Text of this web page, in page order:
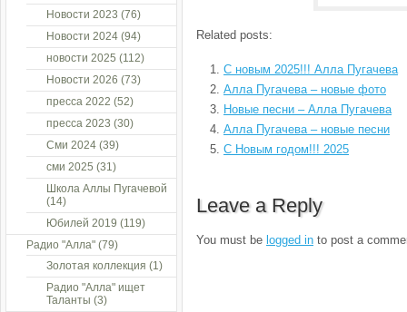
Related posts:
С новым 2025!!! Алла Пугачева
Алла Пугачева – новые фото
Новые песни – Алла Пугачева
Алла Пугачева – новые песни
С Новым годом!!! 2025
Leave a Reply
You must be logged in to post a
Новости 2023 (76)
Новости 2024 (94)
новости 2025 (112)
Новости 2026 (73)
пресса 2022 (52)
пресса 2023 (30)
Сми 2024 (39)
сми 2025 (31)
Школа Аллы Пугачевой
(14)
Юбилей 2019 (119)
Радио "Алла" (79)
Золотая коллекция (1)
Радио "Алла" ищет
Таланты (3)